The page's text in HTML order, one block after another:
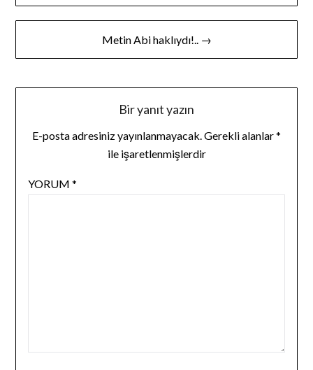
gezinmesi
Metin Abi haklıydı!.. →
Bir yanıt yazın
E-posta adresiniz yayınlanmayacak.Gerekli alanlar*
ile işaretlenmişlerdir
YORUM *